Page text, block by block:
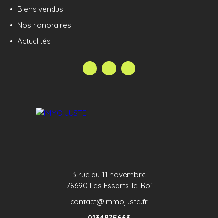
Biens vendus
Nos honoraires
Actualités
3 rue du 11 novembre
78690 Les Essarts-le-Roi
contact@immojuste.fr